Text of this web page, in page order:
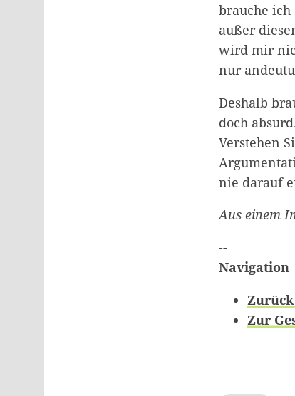
brauche
außer
wird mir
nur
Deshalb
doch
Verstehen
nie darauf
Aus einem
--
Navigation
Zur